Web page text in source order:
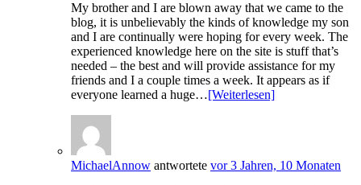
My brother and I are blown away that we came to the
blog, it is unbelievably the kinds of knowledge my son
and I are continually were hoping for every week. The
experienced knowledge here on the site is stuff that’s
needed – the best and will provide assistance for my
friends and I a couple times a week. It appears as if
everyone learned a huge…[Weiterlesen]
MichaelAnnow antwortete vor 3 Jahren, 10 Monaten